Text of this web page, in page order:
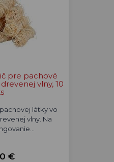
pre pachové
vlny, 10
látky vo
vlny. Na
€